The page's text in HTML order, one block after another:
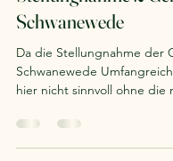
Jens Burmester
28. Jan.
1 Min. Lesezeit
Stellungnahme 2
Schwanewede
Da die Stellungnahme der
hier nicht sinnvoll ohne die